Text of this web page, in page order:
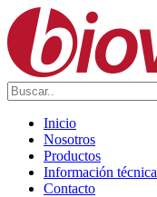
Inicio
Nosotros
Productos
Información técnica
Contacto